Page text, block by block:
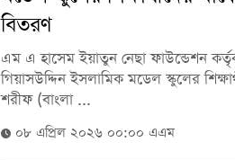
বিতরণ
এম এ হাসেম ইয়াতুন নেছা ফাউন্ডেশন
গিয়াসউদ্দিন ইসলামিক মডেল স্কুলের
শরীফ (বাংলা ...
০৮ এপ্রিল ২০২৬ ০০:০০ এএম